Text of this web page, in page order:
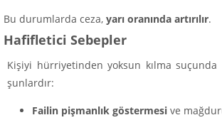
Bu durumlarda ceza, yarı oranında artırılır.
Hafifletici Sebepler
Kişiyi hürriyetinden yoksun kılma
şunlardır:
Failin pişmanlık göstermesi ve